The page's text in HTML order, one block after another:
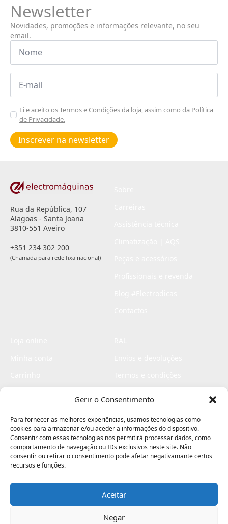
Gerir o Consentimento
Para fornecer as melhores experiências, usamos tecnologias como
cookies para armazenar e/ou aceder a informações do dispositivo.
Consentir com essas tecnologias nos permitirá processar dados, como
comportamento de navegação ou IDs exclusivos neste site. Não
consentir ou retirar o consentimento pode afetar negativamante certos
recursos e funções.
Aceitar
Negar
Newsletter
Novidades, promoções e informações relevante, no seu
email.
Nome
Email
Aceitar
Poiticas
de
privacidade
Li e aceito osTermos e Condiçõesda loja, assim como da Política
de Privacidade.
Inscrever na newsletter
Rua da República, 107
Alagoas - Santa Joana
3810-551 Aveiro
+351 234 302 200
(Chamada para rede fixa nacional)
Livro de elogios
Electromaquinas ©2026
contágio - agência criativa